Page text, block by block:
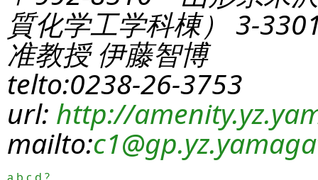
質化学工学科棟） 3-
准教授 伊藤智博
telto:0238-26-3753
url: http://
mailto:c1